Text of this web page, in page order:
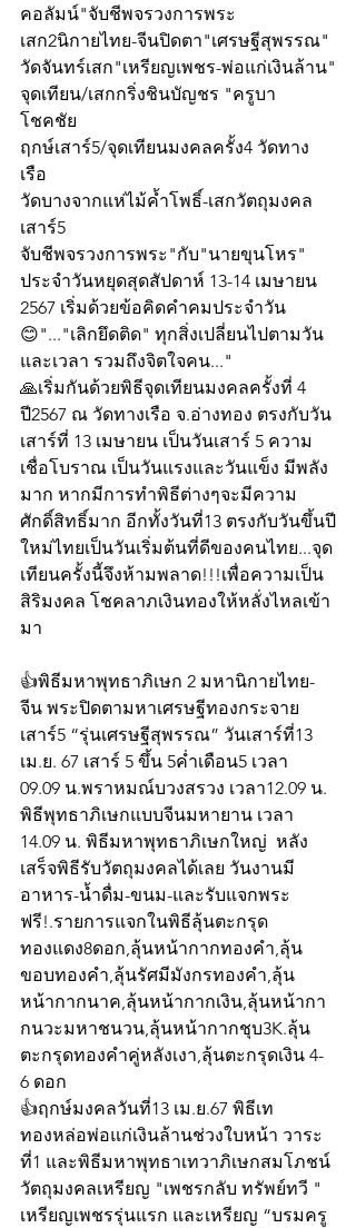
คอลัมน์"จับชีพจรวงการพระ
เสก2นิกายไทย-จีนปิดตา"เศรษฐีสุพรรณ"
วัดจันทร์เสก"เหรียญเพชร-พ่อแก่เงินล้าน"
จุดเทียน/เสกกริ่งชินบัญชร "ครูบา
โชคชัย
ฤกษ์เสาร์5/จุดเทียนมงคลครั้ง4 วัดทาง
เรือ
วัดบางจากแห่ไม้ค้ำโพธิ์-เสกวัตถุมงคล
เสาร์5
จับชีพจรวงการพระ"กับ"นายขุนโหร"
ประจำวันหยุดสุดสัปดาห์ 13-14 เมษายน
2567 เริ่มด้วยข้อคิดคำคมประจำวัน
😊"..."เลิกยึดติด" ทุกสิ่งเปลี่ยนไปตามวัน
และเวลา รวมถึงจิตใจคน..."
🙏เริ่มกันด้วยพิธีจุดเทียนมงคลครั้งที่ 4
ปี2567 ณ วัดทางเรือ จ.อ่างทอง ตรงกับวัน
เสาร์ที่ 13 เมษายน เป็นวันเสาร์ 5 ความ
เชื่อโบราณ เป็นวันแรงและวันแข็ง มีพลัง
มาก หากมีการทำพิธีต่างๆจะมีความ
ศักดิ์สิทธิ์มาก อีกทั้งวันที่13 ตรงกับวันขึ้นปี
ใหม่ไทยเป็นวันเริ่มต้นที่ดีของคนไทย...จุด
เทียนครั้งนี้จึงห้ามพลาด!!!เพื่อความเป็น
สิริมงคล โชคลาภเงินทองให้หลั่งไหลเข้า
มา
👍พิธีมหาพุทธาภิเษก 2 มหานิกายไทย-
จีน พระปิดตามหาเศรษฐีทองกระจาย
เสาร์5 “รุ่นเศรษฐีสุพรรณ” วันเสาร์ที่13
เม.ย. 67 เสาร์ 5 ขึ้น 5ค่ำเดือน5 เวลา
09.09 น.พราหมณ์บวงสรวง เวลา12.09 น.
พิธีพุทธาภิเษกแบบจีนมหายาน เวลา
14.09 น. พิธีมหาพุทธาภิเษกใหญ่  หลัง
เสร็จพิธีรับวัตถุมงคลได้เลย วันงานมี
อาหาร-น้ำดื่ม-ขนม-และรับแจกพระ
ฟรี!.รายการแจกในพิธีลุ้นตะกรุด
ทองแดง8ดอก,ลุ้นหน้ากากทองคำ,ลุ้น
ขอบทองคำ,ลุ้นรัศมีมังกรทองคำ,ลุ้น
หน้ากากนาค,ลุ้นหน้ากากเงิน,ลุ้นหน้ากา
กนวะมหาชนวน,ลุ้นหน้ากากชุบ3K.ลุ้น
ตะกรุดทองคำคู่หลังเงา,ลุ้นตะกรุดเงิน 4-
6 ดอก
👍ฤกษ์มงคลวันที่13 เม.ย.67 พิธีเท
ทองหล่อพ่อแก่เงินล้านช่วงใบหน้า วาระ
ที่1 และพิธีมหาพุทธาเทวาภิเษกสมโภชน์
วัตถุมงคลเหรียญ "เพชรกลับ ทรัพย์ทวี "
เหรียญเพชรรุ่นแรก และเหรียญ “บรมครู